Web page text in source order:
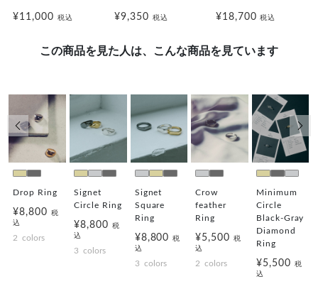
¥11,000税込 ¥9,350 税込 ¥18,700税込
この商品を見た人は、こんな商品を見ています
Drop Ring
¥8,800税
込
2 colors
Signet
Circle Ring
¥8,800 税
込
3 colors
Signet
Square
Ring
¥8,800税
込
3 colors
Crow
feather
Ring
¥5,500 税
込
2 colors
Minimum
Circle
Black-Gray
Diamond
Ring
¥5,500 税
込
前の画像 次の